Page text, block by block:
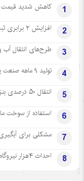
1 کاهش شدید قیمت
2 افزایش ۲ برابری ثبت نام مشترکان گاز تهرانی‌ در سامانه اصلاح موتور
3 طرح‌های انتقال
4 تولید ۹ ماهه صنعت پتروشیمی با ۷ درصد رشد به ۵۳ میلیون تن رسید
5 انتقال ۵۰ درصدی بنزین کشور از منطقه خلیج فارس
6 استفاده از سوخت
7 مشکلی برای
8 احداث ۴هزار نیروگاه خورشیدی همزمان با سفر رئیس جمهور به یزد